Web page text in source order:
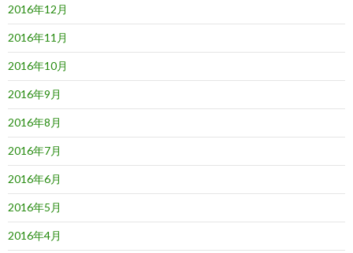
2016年12月
2016年11月
2016年10月
2016年9月
2016年8月
2016年7月
2016年6月
2016年5月
2016年4月